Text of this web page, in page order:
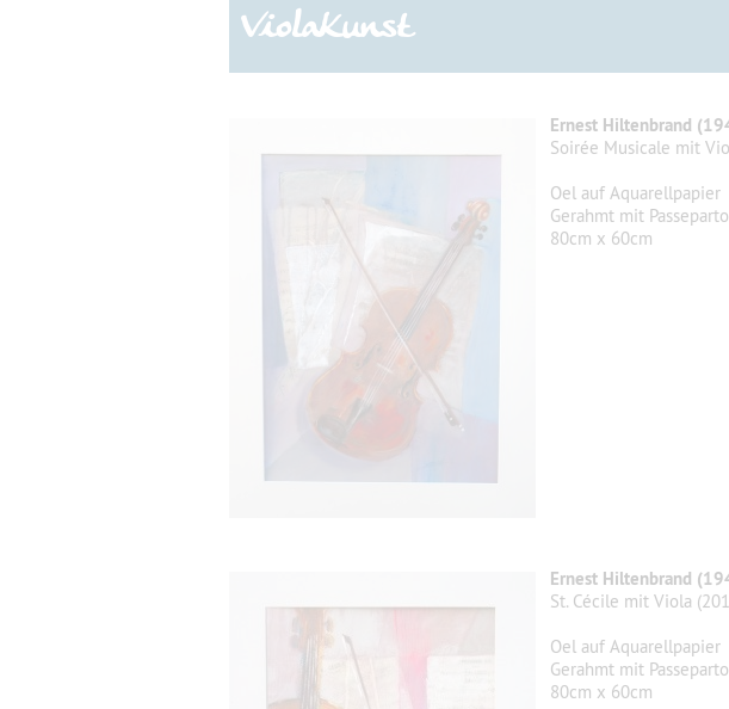
ViolaKunst
Ernest Hiltenbrand
Soirée Musicale mit
Oel auf Aquarellpapier
Gerahmt mit
80cm x 60cm
Ernest Hiltenbrand
St. Cécile mit Viola
Oel auf Aquarellpapier
Gerahmt mit
80cm x 60cm